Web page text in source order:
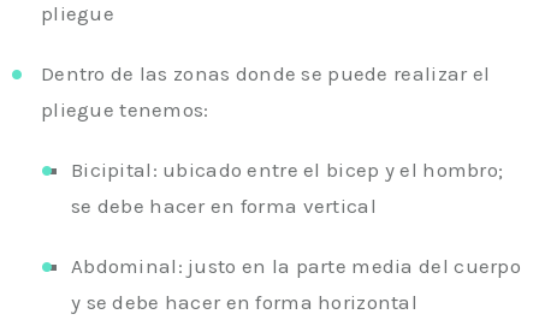
pliegue
Dentro de las zonas donde se puede realizar el
pliegue tenemos:
Bicipital: ubicado entre el bicep y el hombro;
se debe hacer en forma vertical
Abdominal: justo en la parte media del cuerpo
y se debe hacer en forma horizontal